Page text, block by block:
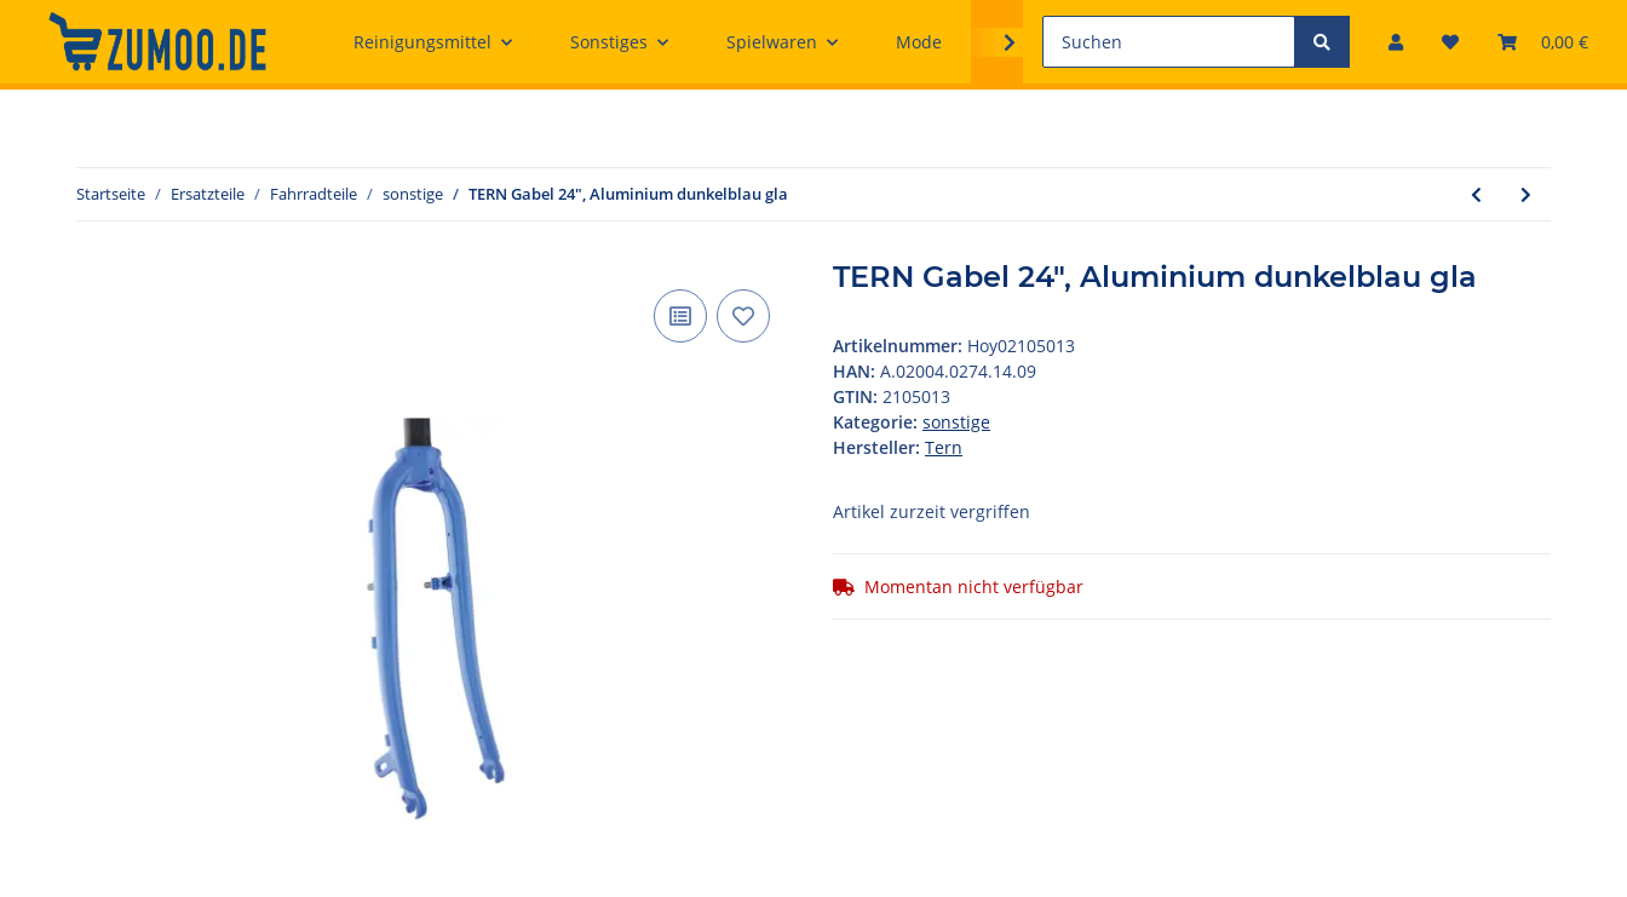
0,00 €
Reinigungsmittel Sonstiges Spielwaren Mode Ersatzteile
Startseite Ersatzteile Fahrradteile sonstige TERN Gabel 24", Aluminium dunkelblau gla
TERN Gabel 24", Aluminium dunkelblau gla
Artikelnummer: Hoy02105013
HAN: A.02004.0274.14.09
GTIN: 2105013
Kategorie: sonstige
Hersteller: Tern
Artikel zurzeit vergriffen
Momentan nicht verfügbar